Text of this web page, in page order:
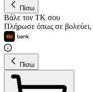
Πίσω
Βάλε τον ΤΚ σου
Πλήρωσε όπως σε βολεύει,
Πίσω